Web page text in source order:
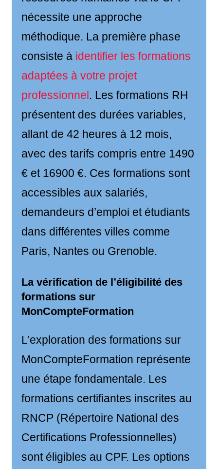
nécessite une approche
méthodique. La première phase
consiste à identifier les formations
adaptées à votre projet
professionnel. Les formations RH
présentent des durées variables,
allant de 42 heures à 12 mois,
avec des tarifs compris entre 1490
€ et 16900 €. Ces formations sont
accessibles aux salariés,
demandeurs d’emploi et étudiants
dans différentes villes comme
Paris, Nantes ou Grenoble.
La vérification de l’éligibilité des
formations sur
MonCompteFormation
L’exploration des formations sur
MonCompteFormation représente
une étape fondamentale. Les
formations certifiantes inscrites au
RNCP (Répertoire National des
Certifications Professionnelles)
sont éligibles au CPF. Les options